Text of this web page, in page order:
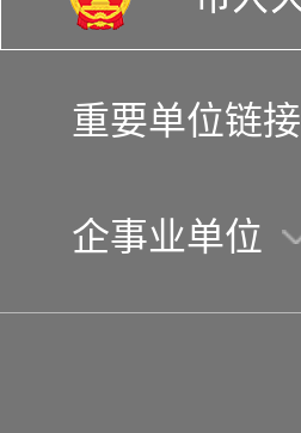
重要单位链接
企事业单位